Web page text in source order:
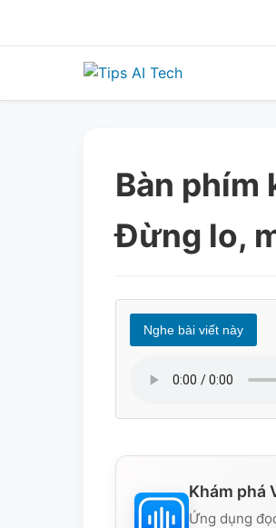
content
Bàn phím
Đừng lo,
Nghe bài viết này
Khám phá
Ứng dụng